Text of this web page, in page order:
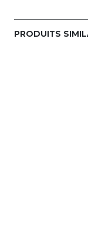
PRODUITS